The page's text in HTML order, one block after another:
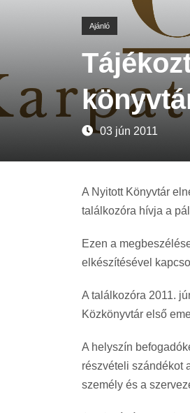
Ajánló
03 jún 2011
A Nyitott Könyvtár
találkozóra hívja a
Ezen a
elkészítésével
A találkozóra 2011.
Közkönyvtár első
A helyszín
részvételi szándékot
személy és a